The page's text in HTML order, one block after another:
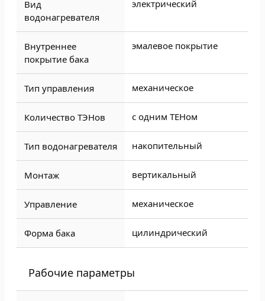
Вид
водонагревателя
электрический
Внутреннее
покрытие бака
эмалевое покрытие
Тип управления механическое
Количество ТЭНов с одним ТЕНом
Тип водонагревателя накопительный
Монтаж вертикальный
Управление механическое
Форма бака цилиндрический
Рабочие параметры